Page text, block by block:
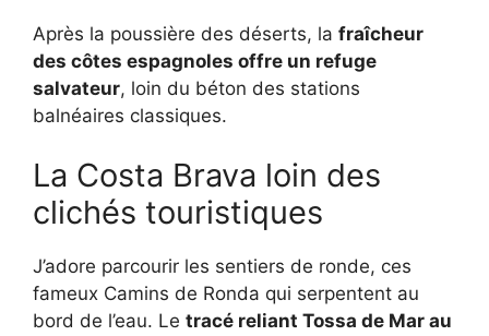
Après la poussière des déserts, la fraîcheur
des côtes espagnoles offre un refuge
salvateur, loin du béton des stations
balnéaires classiques.
La Costa Brava loin des
clichés touristiques
J’adore parcourir les sentiers de ronde, ces
fameux Camins de Ronda qui serpentent au
bord de l’eau. Le tracé reliant Tossa de Mar au